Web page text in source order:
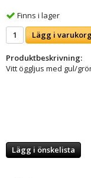
Finns i lager
Lägg i
Produktbeskrivning:
Vitt öggljus med gul/
Lägg i önskelista